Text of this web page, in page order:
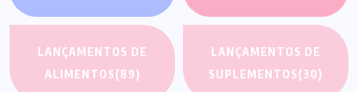
LANÇAMENTOS DE
ALIMENTOS(89)
LANÇAMENTOS DE
SUPLEMENTOS(30)